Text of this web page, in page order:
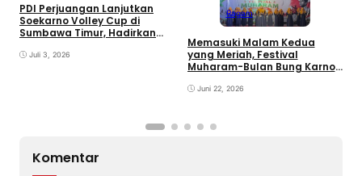
PDI Perjuangan Lanjutkan
Soekarno Volley Cup di
Sumbawa Timur, Hadirkan
Rakyat
Juli 3, 2026
Ragam
Memasuki Malam Kedua
yang Meriah, Festival
Muharam-Bulan Bung Karno
Pemajuan Kebudayaan
Juni 22, 2026
Komentar